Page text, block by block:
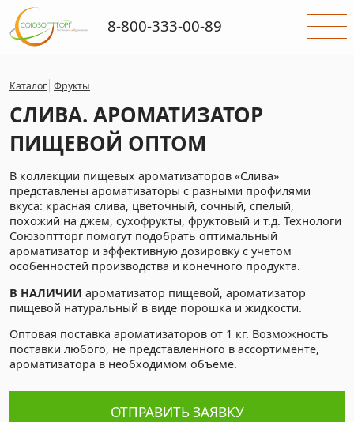
Каталог Фрукты
СЛИВА. АРОМАТИЗАТОР
ПИЩЕВОЙ ОПТОМ
В коллекции пищевых ароматизаторов «Слива»
представлены ароматизаторы с разными профилями
вкуса: красная слива, цветочный, сочный, спелый,
похожий на джем, сухофрукты, фруктовый и т.д. Технологи
Союзоптторг помогут подобрать оптимальный
ароматизатор и эффективную дозировку с учетом
особенностей производства и конечного продукта.
В НАЛИЧИИ ароматизатор пищевой, ароматизатор
пищевой натуральный в виде порошка и жидкости.
Оптовая поставка ароматизаторов от 1 кг. Возможность
поставки любого, не представленного в ассортименте,
ароматизатора в необходимом объеме.
ОТПРАВИТЬ ЗАЯВКУ
8-800-333-00-89